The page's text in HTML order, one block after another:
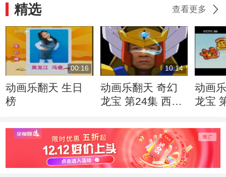
精选 查看更多
00:16
动画乐翻天 生日
榜
10:14
动画乐翻天 奇幻
龙宝 第24集 西岐
动画
龙宝